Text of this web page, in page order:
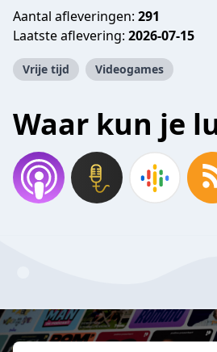
Aantal afleveringen: 291
Laatste aflevering: 2026-07-15
Vrije tijd Videogames
Waar kun je